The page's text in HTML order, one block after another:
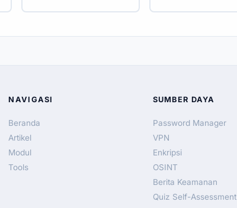
NAVIGASI
Beranda
Artikel
Modul
Tools
SUMBER DAYA
Password Manager
VPN
Enkripsi
OSINT
Berita Keamanan
Quiz Self-Assessment